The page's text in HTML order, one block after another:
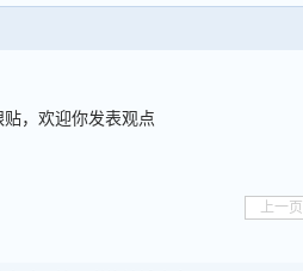
贴，欢迎你发表观点
上一页